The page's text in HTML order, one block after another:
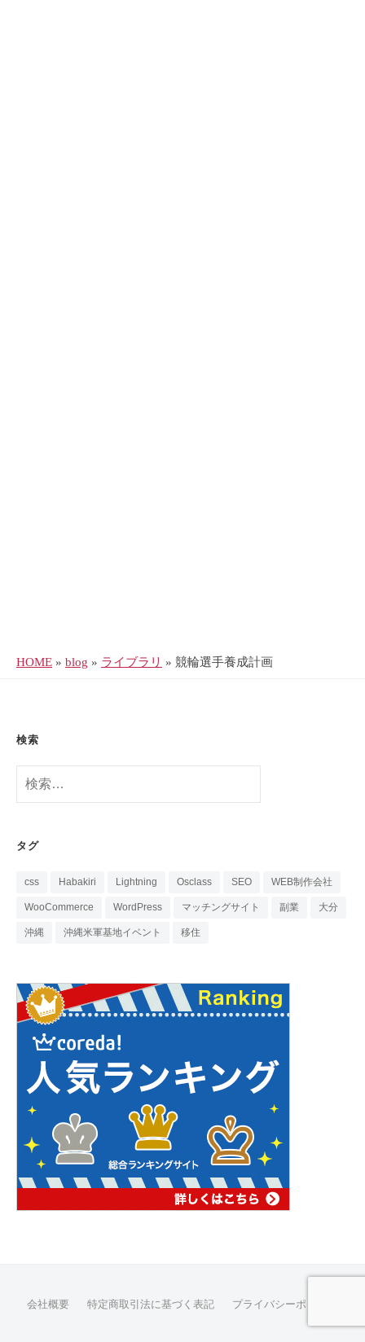
HOME » blog » ライブラリ » 競輪選手養成計画
検索
索:
タグ
css Habakiri Lightning Osclass SEO WEB制作会社
WooCommerce WordPress マッチングサイト 副業 大分
沖縄 沖縄米軍基地イベント 移住
会社概要 特定商取引法に基づく表記 プライバシーポリシー